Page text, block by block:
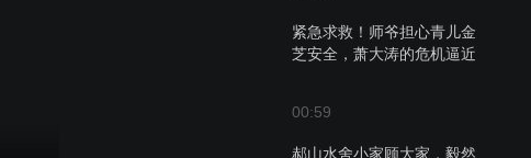
紧急求救！师爷担心青儿金
芝安全，萧大涛的危机逼近
00:59
郝山水舍小家顾大家，毅然